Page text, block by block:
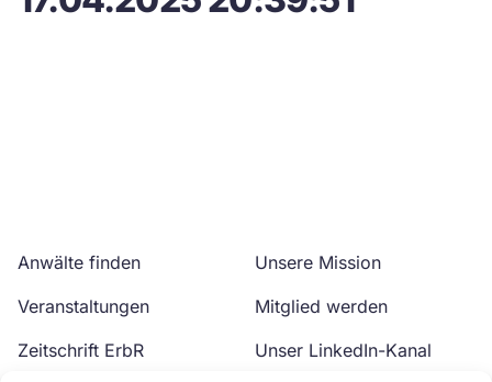
Anwälte finden
Veranstaltungen
Zeitschrift ErbR
Unsere Mission
Mitglied werden
Unser LinkedIn-Kanal